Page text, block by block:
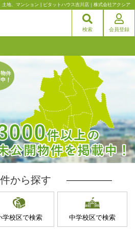
地、マンション | ピタットハウス吉川店｜株式会社アクシア
検索 会員登録
から探す
学校区で検索 中学校区で検索